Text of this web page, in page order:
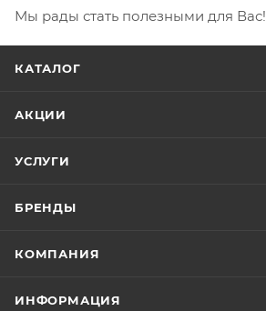
Мы рады стать полезными для Вас!
КАТАЛОГ
АКЦИИ
УСЛУГИ
БРЕНДЫ
КОМПАНИЯ
ИНФОРМАЦИЯ